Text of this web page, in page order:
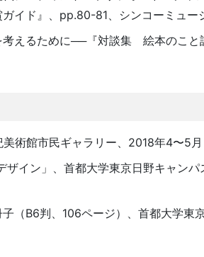
イド』、pp.80-81、シンコーミュー
えるために──『対談集 絵本のこと
術館市民ギャラリー、2018年4〜5月
イン」、首都大学東京日野キャン
（B6判、106ページ）、首都大学東